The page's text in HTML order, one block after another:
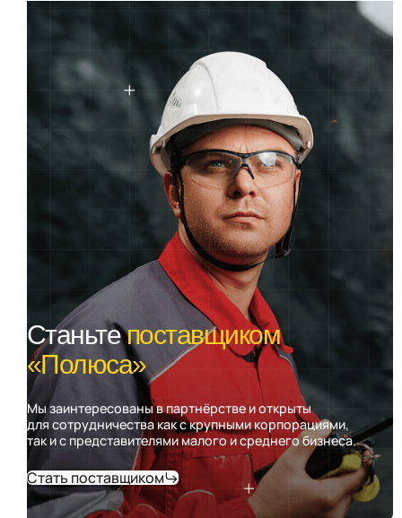
Станьтепоставщиком
«Полюса»
Мы заинтересованы в партнёрстве и открыты
для сотрудничества как с крупными корпорациями,
так и с представителями малого и среднего бизнеса.
Стать поставщиком